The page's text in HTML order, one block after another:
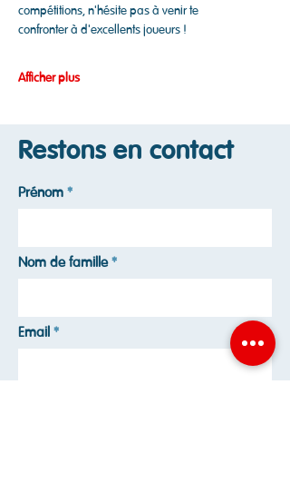
compétitions, n'hésite pas à venir te
confronter à d'excellents joueurs !
Afficher plus
Restons en contact
Prénom
Nom de famille
Email